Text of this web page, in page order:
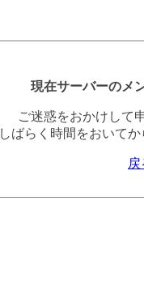
現在サーバーのメ
ご迷惑をおかけして
しばらく時間をおいてか
戻